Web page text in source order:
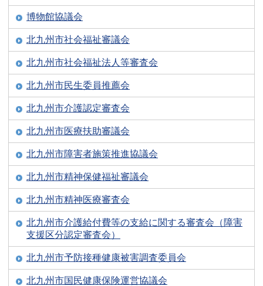
博物館協議会
北九州市社会福祉審議会
北九州市社会福祉法人等審査会
北九州市民生委員推薦会
北九州市介護認定審査会
北九州市医療扶助審議会
北九州市障害者施策推進協議会
北九州市精神保健福祉審議会
北九州市精神医療審査会
北九州市介護給付費等の支給に関する審査会（障害
支援区分認定審査会）
北九州市予防接種健康被害調査委員会
北九州市国民健康保険運営協議会